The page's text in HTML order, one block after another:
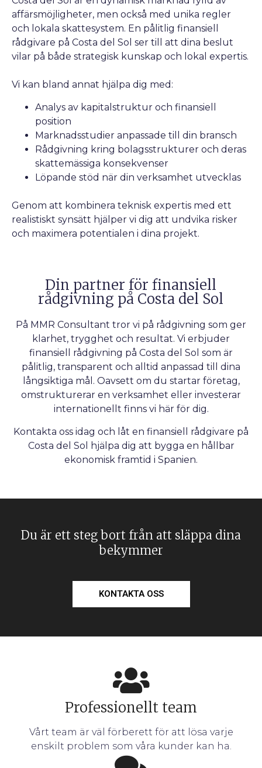
affärsmöjligheter, men också med unika regler
och lokala skattesystem. En pålitlig finansiell
rådgivare på Costa del Sol ser till att dina beslut
vilar på både strategisk kunskap och lokal expertis.
Vi kan bland annat hjälpa dig med:
Analys av kapitalstruktur och finansiell
position
Marknadsstudier anpassade till din bransch
Rådgivning kring bolagsstrukturer och deras
skattemässiga konsekvenser
Löpande stöd när din verksamhet utvecklas
Genom att kombinera teknisk expertis med ett
realistiskt synsätt hjälper vi dig att undvika risker
och maximera potentialen i dina projekt.
Din partner för finansiell
rådgivning på Costa del Sol
På MMR Consultant tror vi på rådgivning som ger
klarhet, trygghet och resultat. Vi erbjuder
finansiell rådgivning på Costa del Sol som är
pålitlig, transparent och alltid anpassad till dina
långsiktiga mål. Oavsett om du startar företag,
omstrukturerar en verksamhet eller investerar
internationellt finns vi här för dig.
Kontakta oss idag och låt en finansiell rådgivare på
Costa del Sol hjälpa dig att bygga en hållbar
ekonomisk framtid i Spanien.
Du är ett steg bort från att släppa dina
bekymmer
KONTAKTA OSS
Professionellt team
Vårt team är väl förberett för att lösa varje
enskilt problem som våra kunder kan ha.